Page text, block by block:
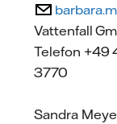
Vattenfall
Telefon +49
3770
Sandra